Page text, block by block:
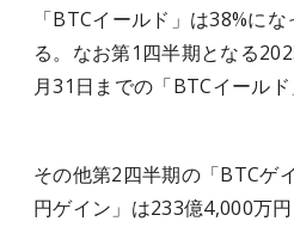
「BTCイールド」は38%に
る。なお第1四半期となる
月31日までの「BTCイールド
その他第2四半期の「BTCゲ
円ゲイン」は233億4,000万円